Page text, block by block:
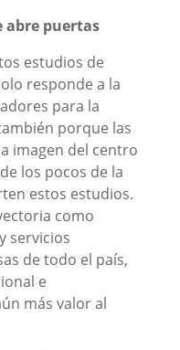
abre puertas
estudios de
responde a la
para la
porque las
imagen del centro
los pocos de la
estos estudios.
como
servicios
de todo el país,
e
más valor al